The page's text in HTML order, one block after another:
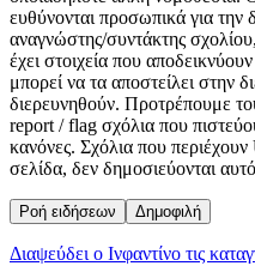
ευθύνονται προσωπικά για την
αναγνώστης/συντάκτης
έχει στοιχεία που
μπορεί να τα αποστείλει στην
διερευνηθούν. Προτρέπουμε
report / flag σχόλια που
κανόνες. Σχόλια που
σελίδα, δεν δημοσιεύονται
Ροή ειδήσεων Δημοφιλή
Διαψεύδει ο Ινφαντίνο τις